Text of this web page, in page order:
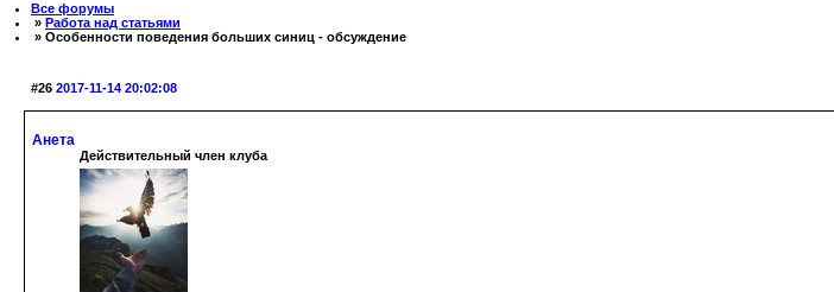
Все форумы
» Работа над статьями
» Особенности поведения больших синиц - обсуждение
#26 2017-11-14 20:02:08
Анета
Действительный член клуба